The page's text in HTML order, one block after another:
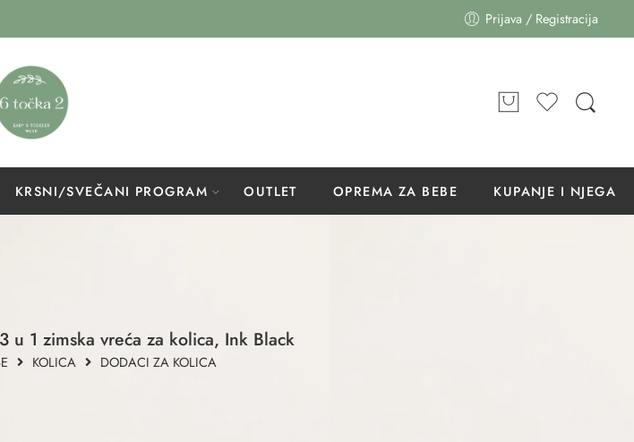
Prijava / Registracija
KRSNI/SVEČANI PROGRAM OUTLET OPREMA ZA BEBE KUPANJE I NJEGA
u 1 zimska vreća za kolica, Ink Black
KOLICA DODACI ZA KOLICA